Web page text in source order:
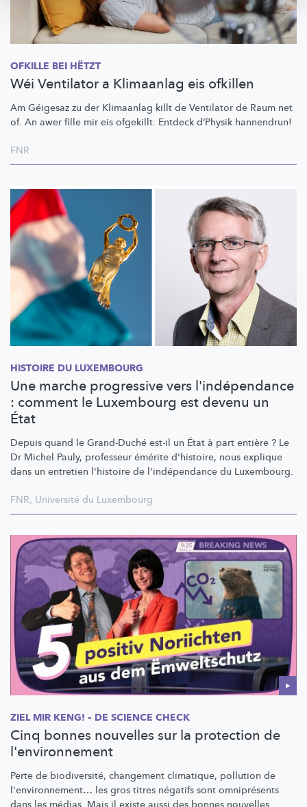
OFKILLE BEI HËTZT
Wéi Ventilator a Klimaanlag eis ofkillen
Am Géigesaz zu der Klimaanlag killt de Ventilator de Raum net
of. An awer fille mir eis ofgekillt. Entdeck d’Physik hannendrun!
FNR
HISTOIRE DU LUXEMBOURG
Une marche progressive vers l'indépendance
: comment le Luxembourg est devenu un
État
Depuis quand le Grand-Duché est-il un État à part entière ? Le
Dr Michel Pauly, professeur émérite d'histoire, nous explique
dans un entretien l'histoire de l'indépendance du Luxembourg.
FNR, Université du Luxembourg
ZIEL MIR KENG! – DE SCIENCE CHECK
Cinq bonnes nouvelles sur la protection de
l'environnement
Perte de biodiversité, changement climatique, pollution de
l'environnement… les gros titres négatifs sont omniprésents